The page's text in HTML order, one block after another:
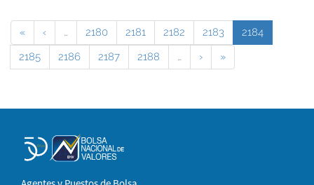
« ‹ … 2180 2181 2182 2183
2184
2185
2186 2187 2188 … › »